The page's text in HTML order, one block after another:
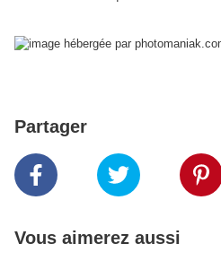
Partager
Vous aimerez aussi